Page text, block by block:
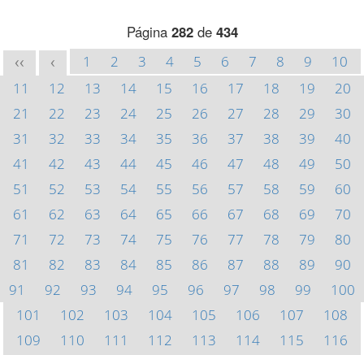
Página 282de 434
<< < 1 2 3 4 5 6 7 8 9
10
11
12 13 14 15 16 17 18 19
20
21
22 23 24 25 26 27 28 29
30
31
32 33 34 35 36 37 38 39
40
41
42 43 44 45 46 47 48 49
50
51
52 53 54 55 56 57 58 59
60
61
62 63 64 65 66 67 68 69
70
71
72 73 74 75 76 77 78 79
80
81
82 83 84 85 86 87 88 89
90
91
92 93 94 95 96 97 98 99
100
101
102 103 104 105 106 107
108
109
110 111 112 113 114 115
116